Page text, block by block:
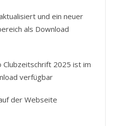
und ein neuer
als Download
Clubzeitschrift 2025 ist im
verfügbar
der Webseite